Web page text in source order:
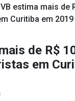
estima mais de
Curitiba em 2019
de R$
em